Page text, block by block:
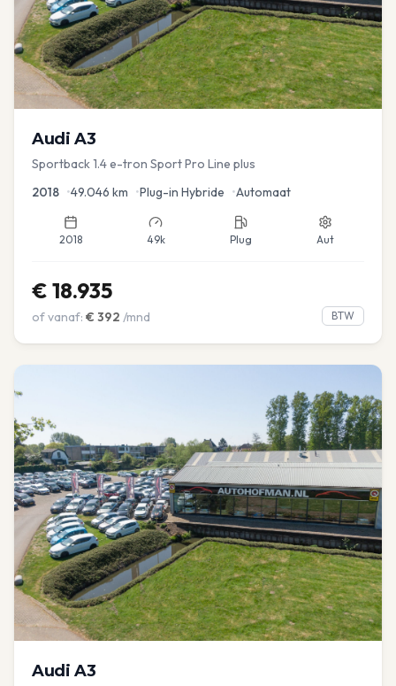
Audi A3
Sportback 1.4 e-tron Sport Pro Line plus
2018 •49.046 km •Plug-in Hybride •Automaat
2018 49k Plug Aut
€ 18.935
of vanaf: € 392 /mnd BTW
Audi A3